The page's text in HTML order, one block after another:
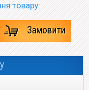
товару:
Замовити